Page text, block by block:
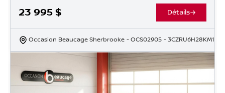
23 995 $ Détails
Occasion Beaucage Sherbrooke - OCS02905 -